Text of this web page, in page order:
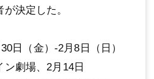
決定した。
⽇（⾦）-2⽉8⽇（⽇）
劇場、2⽉14⽇